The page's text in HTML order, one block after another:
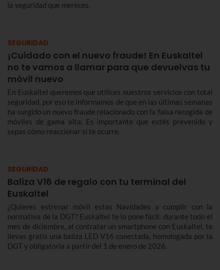
la seguridad que mereces.
SEGURIDAD
¡Cuidado con el nuevo fraude! En Euskaltel
no te vamos a llamar para que devuelvas tu
móvil nuevo
En Euskaltel queremos que utilices nuestros servicios con total
seguridad, por eso te informamos de que en las últimas semanas
ha surgido un nuevo fraude relacionado con la falsa recogida de
móviles de gama alta. Es importante que estés prevenido y
sepas cómo reaccionar si te ocurre.
SEGURIDAD
Baliza V16 de regalo con tu terminal del
Euskaltel
¿Quieres estrenar móvil estas Navidades y cumplir con la
normativa de la DGT? Euskaltel te lo pone fácil: durante todo el
mes de diciembre, al contratar un smartphone con Euskaltel, te
llevas gratis una baliza LED V16 conectada, homologada por la
DGT y obligatoria a partir del 1 de enero de 2026.